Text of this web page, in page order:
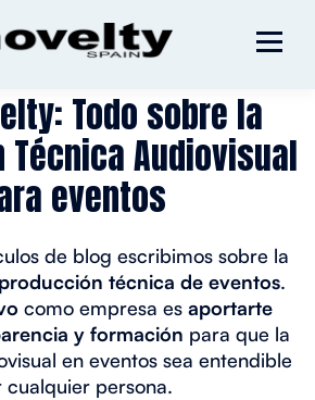
Todo sobre la
Técnica Audiovisual
eventos
de blog escribimos sobre la
técnica de eventos.
como empresa es aportarte
y formación para que la
en eventos sea entendible
cualquier persona.